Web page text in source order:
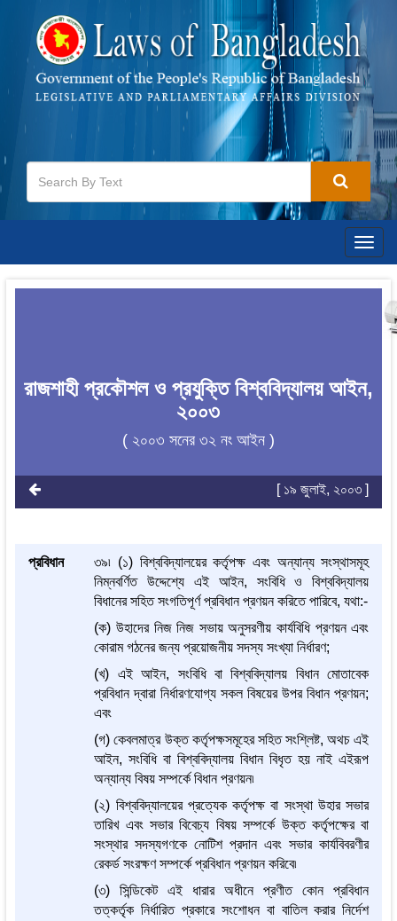
রাজশাহী প্রকৌশল ও প্রযুক্তি বিশ্ববিদ্যালয় আইন,
২০০৩
( ২০০৩ সনের ৩২ নং আইন )
[ ১৯ জুলাই, ২০০৩ ]
প্রবিধান
৩৯৷ (১) বিশ্ববিদ্যালয়ের কর্তৃপক্ষ এবং অন্যান্য সংস্থাসমূহ
নিম্নবর্ণিত উদ্দেশ্যে এই আইন, সংবিধি ও বিশ্ববিদ্যালয়
বিধানের সহিত সংগতিপূর্ণ প্রবিধান প্রণয়ন করিতে পারিবে, যথা:-
(ক) উহাদের নিজ নিজ সভায় অনুসরণীয় কার্যবিধি প্রণয়ন এবং
কোরাম গঠনের জন্য প্রয়োজনীয় সদস্য সংখ্যা নির্ধারণ;
(খ) এই আইন, সংবিধি বা বিশ্ববিদ্যালয় বিধান মোতাবেক
প্রবিধান দ্বারা নির্ধারণযোগ্য সকল বিষয়ের উপর বিধান প্রণয়ন;
এবং
(গ) কেবলমাত্র উক্ত কর্তৃপক্ষসমূহের সহিত সংশ্লিষ্ট, অথচ এই
আইন, সংবিধি বা বিশ্ববিদ্যালয় বিধান বিধৃত হয় নাই এইরূপ
অন্যান্য বিষয় সম্পর্কে বিধান প্রণয়ন৷
(২) বিশ্ববিদ্যালয়ের প্রত্যেক কর্তৃপক্ষ বা সংস্থা উহার সভার
তারিখ এবং সভার বিবেচ্য বিষয় সম্পর্কে উক্ত কর্তৃপক্ষের বা
সংস্থার সদস্যগণকে নোটিশ প্রদান এবং সভার কার্যবিবরণীর
রেকর্ড সংরক্ষণ সম্পর্কে প্রবিধান প্রণয়ন করিবে৷
(৩) সিন্ডিকেট এই ধারার অধীনে প্রণীত কোন প্রবিধান
তত্কর্তৃক নির্ধারিত প্রকারে সংশোধন বা বাতিল করার নির্দেশ